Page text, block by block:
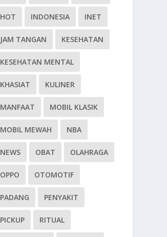
HOT INDONESIA INET
JAM TANGAN KESEHATAN
KESEHATAN MENTAL
KHASIAT KULINER
MANFAAT MOBIL KLASIK
MOBIL MEWAH NBA
NEWS OBAT OLAHRAGA
OPPO OTOMOTIF
PADANG PENYAKIT
PICKUP RITUAL